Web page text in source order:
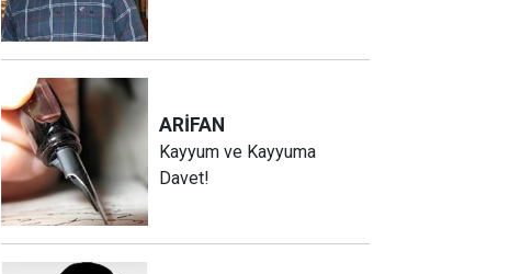
ARİFAN
Kayyum ve Kayyuma
Davet!